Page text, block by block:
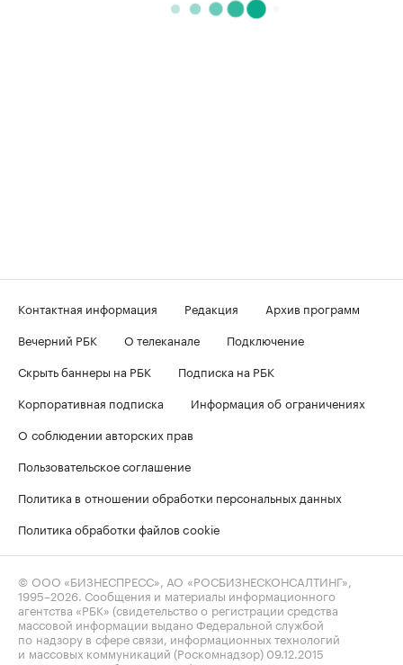
Контактная информация Редакция
Архив программ
Вечерний РБК
О телеканале
Подключение
Скрыть баннеры на РБК
Подписка на РБК
Корпоративная подписка
Информация об ограничениях
О соблюдении авторских прав
Пользовательское соглашение
Политика в отношении обработки персональных данных
Политика обработки файлов cookie
© ООО «БИЗНЕСПРЕСС», АО «РОСБИЗНЕСКОНСАЛТИНГ»,
1995–2026 . Сообщения и материалы информационного
агентства «РБК» (свидетельство о регистрации средства
массовой информации выдано Федеральной службой
по надзору в сфере связи, информационных технологий
и массовых коммуникаций (Роскомнадзор) 09.12.2015